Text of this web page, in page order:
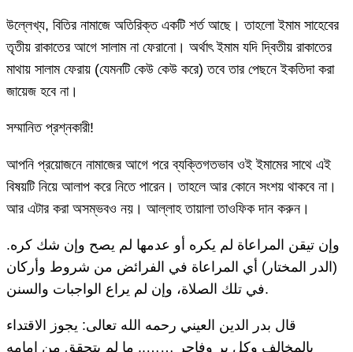
উল্লেখ্য, বিতির নামাজে অতিরিক্ত একটি শর্ত আছে। তাহলো ইমাম সাহেবের
তৃতীয় রাকাতের আগে সালাম না ফেরানো। অর্থাৎ ইমাম যদি দ্বিতীয় রাকাতের
মাথায় সালাম ফেরায় (যেমনটি কেউ কেউ করে) তবে তার পেছনে ইকতিদা করা
জায়েজ হবে না।
সম্মানিত প্রশ্নকারী!
আপনি প্রয়োজনে নামাজের আগে পরে ব্যক্তিগতভাব ওই ইমামের সাথে এই
বিষয়টি নিয়ে আলাপ করে নিতে পারেন। তাহলে আর কোনে সংশয় থাকবে না।
আর এটার করা অসম্ভবও নয়। আল্লাহ তায়ালা তাওফিক দান করুন।
وإن تيقن المراعاة لم يكره أو عدمها لم يصح وإن شك كره.
(الدر المختار) أي المراعاة في الفرائض من شروط وأركان
في تلك الصلاة، وإن لم يراع الواجبات والسنن.
قال بدر الدين العيني رحمه الله تعالى: يجوز الاقتداء
بالمخالف وكل بر وفاجر …….. ما لم يتحقق من إمامه